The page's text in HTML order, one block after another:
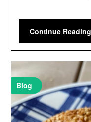
Continue Reading
Blog